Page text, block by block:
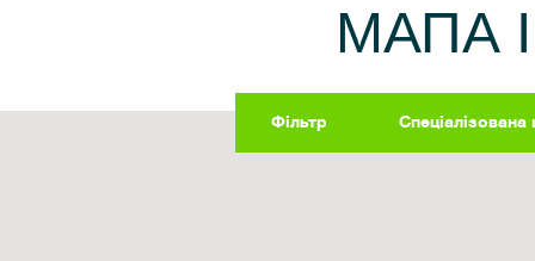
МАПА
Фільтр